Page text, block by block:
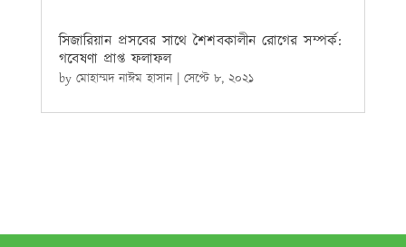
সিজারিয়ান প্রসবের সাথে শৈশবকালীন রোগের সম্পর্ক:
গবেষণা প্রাপ্ত ফলাফল
by মোহাম্মদ নাঈম হাসান| সেপ্টে ৮, ২০২১